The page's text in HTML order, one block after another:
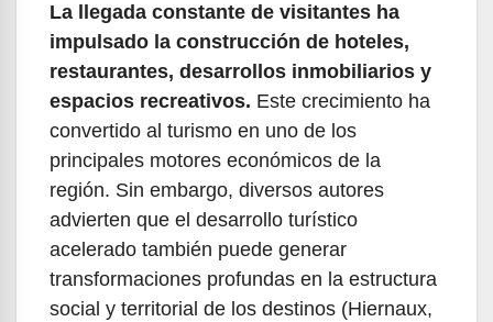
La llegada constante de visitantes ha
impulsado la construcción de hoteles,
restaurantes, desarrollos inmobiliarios y
espacios recreativos. Este crecimiento ha
convertido al turismo en uno de los
principales motores económicos de la
región. Sin embargo, diversos autores
advierten que el desarrollo turístico
acelerado también puede generar
transformaciones profundas en la estructura
social y territorial de los destinos (Hiernaux,